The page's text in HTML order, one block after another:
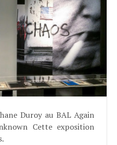
Duroy au BAL Again
Cette exposition